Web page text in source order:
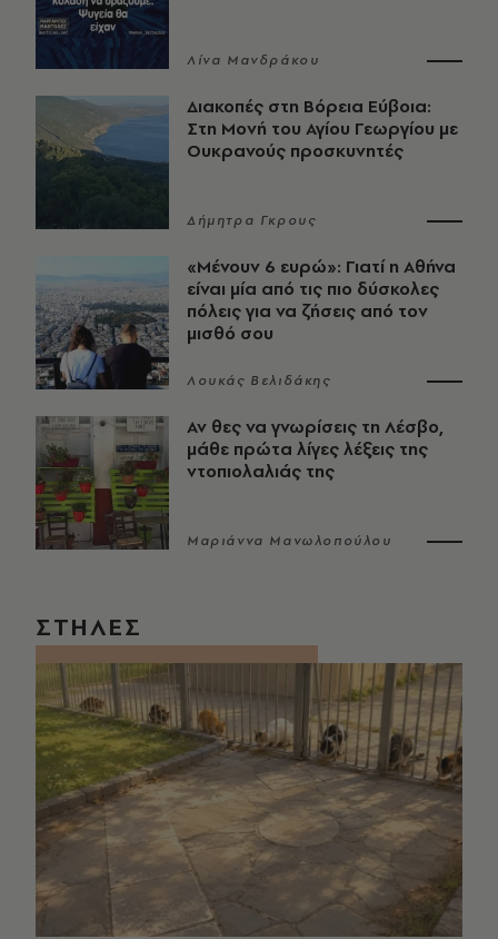
Λίνα Μανδράκου
Διακοπές στη Βόρεια Εύβοια:
Στη Μονή του Αγίου Γεωργίου με
Ουκρανούς προσκυνητές
Δήμητρα Γκρους
«Μένουν 6 ευρώ»: Γιατί η Αθήνα
είναι μία από τις πιο δύσκολες
πόλεις για να ζήσεις από τον
μισθό σου
Λουκάς Βελιδάκης
Αν θες να γνωρίσεις τη Λέσβο,
μάθε πρώτα λίγες λέξεις της
ντοπιολαλιάς της
Μαριάννα Μανωλοπούλου
ΣΤΗΛΕΣ